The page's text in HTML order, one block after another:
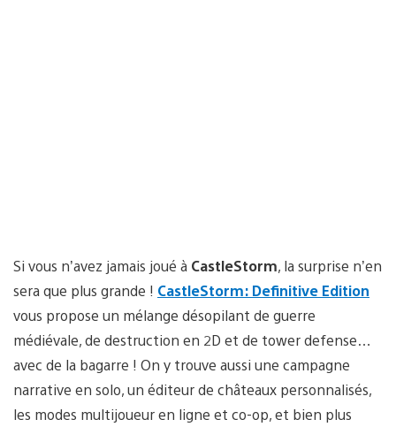
Si vous n’avez jamais joué à CastleStorm, la surprise n’en
sera que plus grande ! CastleStorm: Definitive Edition
vous propose un mélange désopilant de guerre
médiévale, de destruction en 2D et de tower defense…
avec de la bagarre ! On y trouve aussi une campagne
narrative en solo, un éditeur de châteaux personnalisés,
les modes multijoueur en ligne et co-op, et bien plus